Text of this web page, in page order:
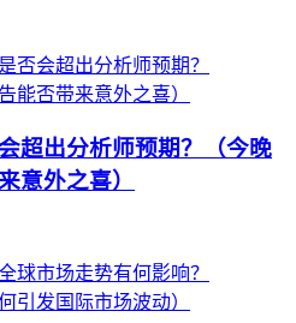
超出分析师预期？（今晚
意外之喜）